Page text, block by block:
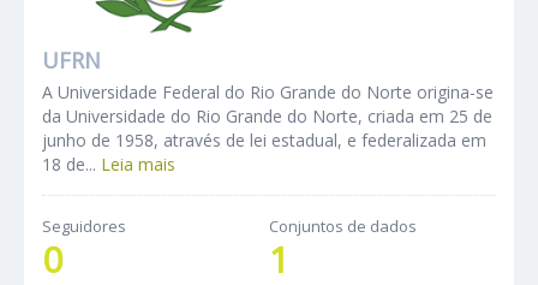
UFRN
A Universidade Federal do Rio Grande do Norte origina-se
da Universidade do Rio Grande do Norte, criada em 25 de
junho de 1958, através de lei estadual, e federalizada em
18 de... Leia mais
Seguidores
0
Conjuntos de dados
1